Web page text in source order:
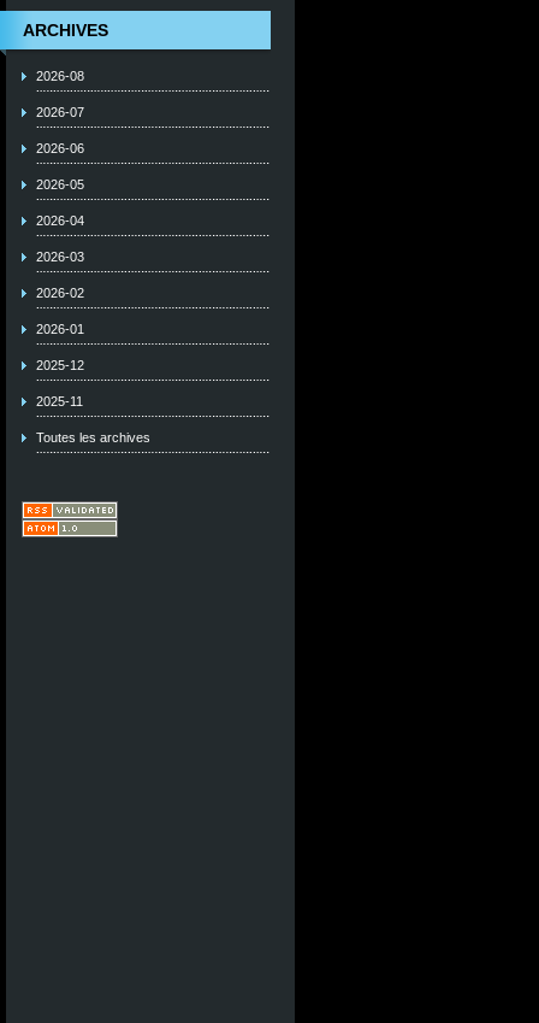
ARCHIVES
2026-08
2026-07
2026-06
2026-05
2026-04
2026-03
2026-02
2026-01
2025-12
2025-11
Toutes les archives